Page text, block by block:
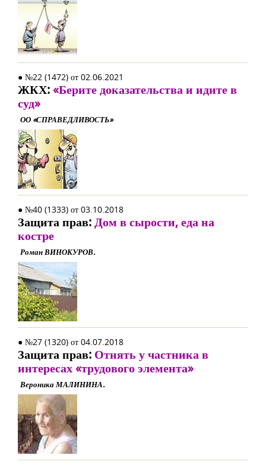
● №22 (1472) от 02.06.2021
ЖКХ:«Берите доказательства и идите в
суд»
ОО «СПРАВЕДЛИВОСТЬ»
● №40 (1333) от 03.10.2018
Защита прав:Дом в сырости, еда на
костре
Роман ВИНОКУРОВ.
● №27 (1320) от 04.07.2018
Защита прав: Отнять у частника в
интересах «трудового элемента»
Вероника МАЛИНИНА.